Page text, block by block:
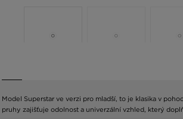
Model Superstar ve verzi pro mladší, to je klasika v
pruhy zajišťuje odolnost a univerzální vzhled, který